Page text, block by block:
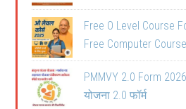
Free O Level Course
Free Computer Course
PMMVY 2.0 Form
योजना 2.0 फॉर्म